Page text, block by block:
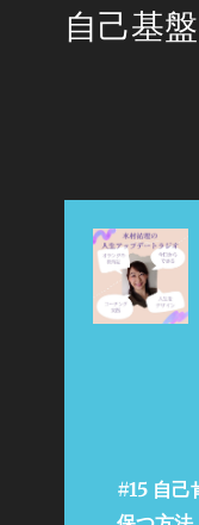
自己基盤
#15 自己